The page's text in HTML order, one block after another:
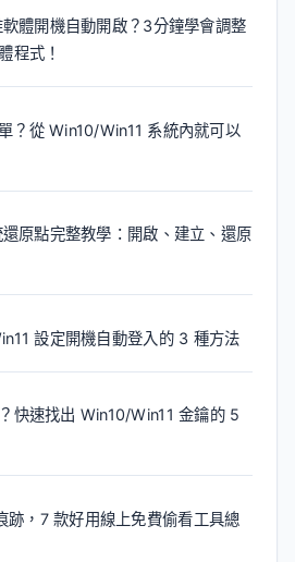
體開機自動開啟？3分鐘學會調整
程式！
？從 Win10/Win11 系統內就可以
原點完整教學：開啟、建立、還原
設定開機自動登入的 3 種方法
快速找出 Win10/Win11 金鑰的 5
跡，7 款好用線上免費偷看工具總